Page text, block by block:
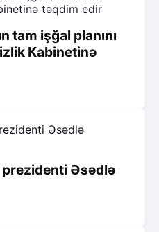
tam işğal planını
Kabinetinə
prezidenti Əsədlə